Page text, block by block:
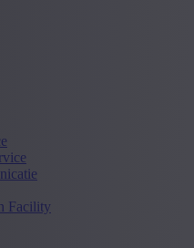
Facility